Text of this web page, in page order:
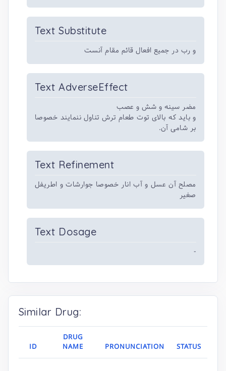
Text Substitute
و رب در جمیع افعال قائم مقام آنست
Text AdverseEffect
مضر سینه و شش و عصب
و باید که بالای توت طعام ترش تناول ننمایند خصوصا
بر شامی آن.
Text Refinement
مصلح آن عسل و آب انار خصوصا جوارشات و اطریفل
صغیر
Text Dosage
-
Similar Drug:
ID
DRUG
NAME
PRONUNCIATION STATUS